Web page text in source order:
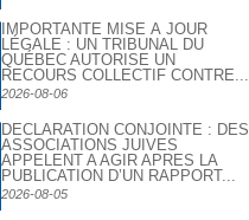
IMPORTANTE MISE À JOUR
LÉGALE : UN TRIBUNAL DU
QUÉBEC AUTORISE UN
RECOURS COLLECTIF CONTRE...
2026-08-06
DECLARATION CONJOINTE : DES
ASSOCIATIONS JUIVES
APPELENT A AGIR APRES LA
PUBLICATION D’UN RAPPORT...
2026-08-05